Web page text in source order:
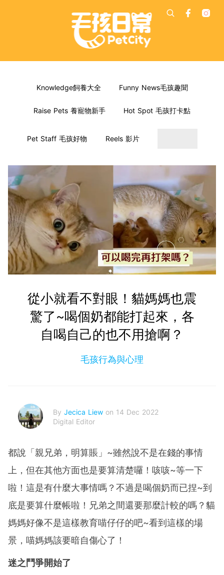
Knowledge飼養大全 Funny News毛孩趣聞
Raise Pets 養寵物新手 Hot Spot 毛孩打卡點
Pet Staff 毛孩好物 Reels 影片
從小就看不對眼！貓媽媽也震
驚了~喝個奶都能打起來，各
自喝自己的也不用搶啊？
毛孩行為與心理
By Jecica Liew on 14 Dec 2022
Digital Editor
都說「親兄弟，明算賬」~雖然說不是在錢的事情
上，但在其他方面也是要算清楚囉！咳咳~等一下
啦！這是有什麼大事情嗎？不過是喝個奶而已捏~到
底是要算什麼帳啦！兄弟之間還要那麼計較的嗎？貓
媽媽好像不是這樣教育喵仔仔的吧~看到這樣的場
景，喵媽媽該要暗自傷心了！
迷之鬥爭開始了